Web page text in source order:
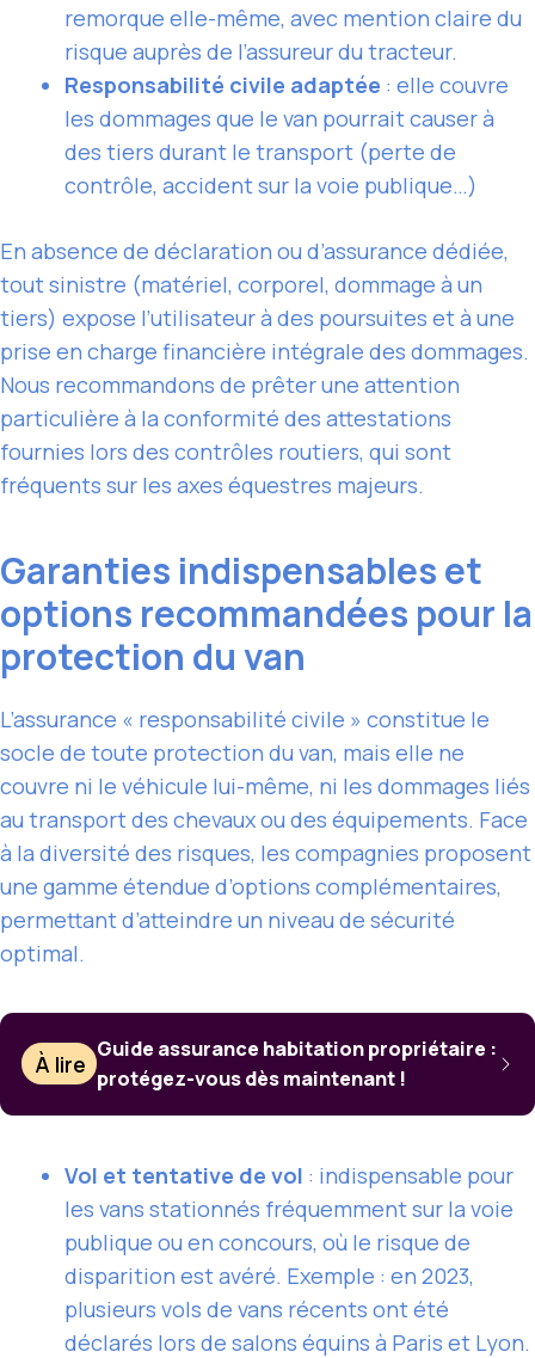
remorque elle-même, avec mention claire du
risque auprès de l’assureur du tracteur.
Responsabilité civile adaptée : elle couvre
les dommages que le van pourrait causer à
des tiers durant le transport (perte de
contrôle, accident sur la voie publique…)
En absence de déclaration ou d’assurance dédiée,
tout sinistre (matériel, corporel, dommage à un
tiers) expose l’utilisateur à des poursuites et à une
prise en charge financière intégrale des dommages.
Nous recommandons de prêter une attention
particulière à la conformité des attestations
fournies lors des contrôles routiers, qui sont
fréquents sur les axes équestres majeurs.
Garanties indispensables et
options recommandées pour la
protection du van
L’assurance « responsabilité civile » constitue le
socle de toute protection du van, mais elle ne
couvre ni le véhicule lui-même, ni les dommages liés
au transport des chevaux ou des équipements. Face
à la diversité des risques, les compagnies proposent
une gamme étendue d’options complémentaires,
permettant d’atteindre un niveau de sécurité
optimal.
À lire
Guide assurance habitation propriétaire :
protégez-vous dès maintenant !
Vol et tentative de vol : indispensable pour
les vans stationnés fréquemment sur la voie
publique ou en concours, où le risque de
disparition est avéré. Exemple : en 2023,
plusieurs vols de vans récents ont été
déclarés lors de salons équins à Paris et Lyon.